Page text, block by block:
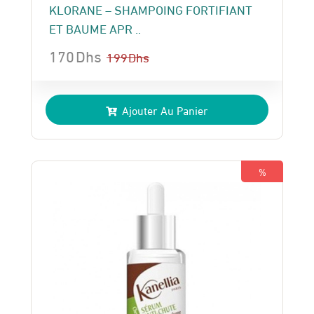
KLORANE – SHAMPOING FORTIFIANT
ET BAUME APR ..
199Dhs
prix
initial
était :
199 Dhs.
170Dhs
prix
actuel
est :
170 Dhs.
Ajouter Au Panier
%